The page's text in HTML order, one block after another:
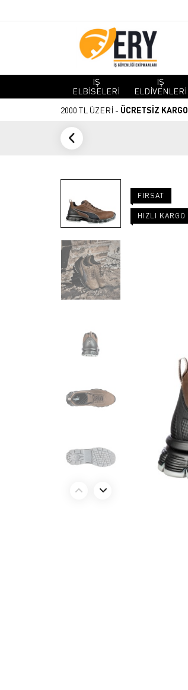
İŞ
ELBİSELERİ
İŞ
ELDİVENLERİ
2000 TL ÜZERİ - ÜCRETSİZ KARGO
FIRSAT
HIZLI KARGO